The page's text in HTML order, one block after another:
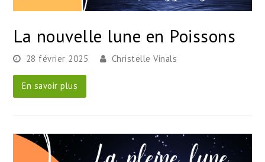
La nouvelle lune en Poissons
28 février 2025 Christelle Vinals
En savoir plus